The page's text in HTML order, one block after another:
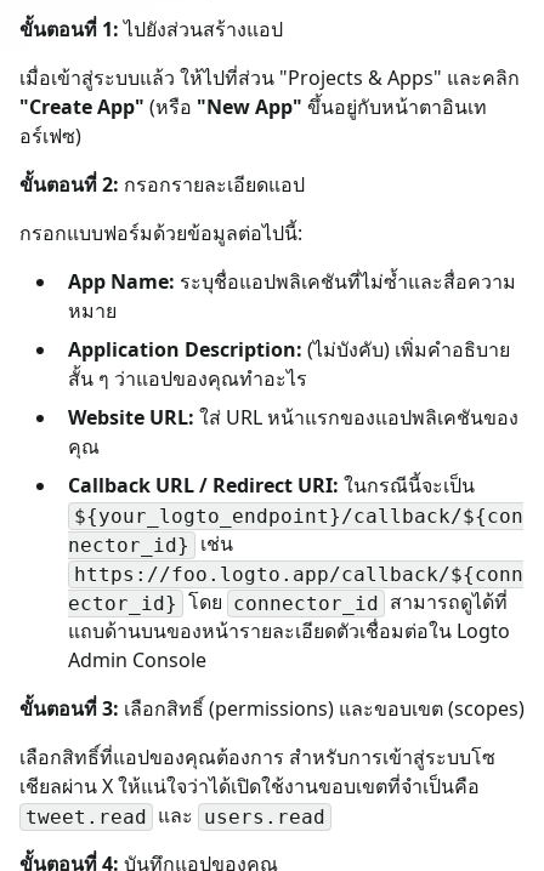
ขั้นตอนที่ 1:ไปยังส่วนสร้างแอป
เมื่อเข้าสู่ระบบแล้ว ให้ไปที่ส่วน "Projects & Apps" และคลิก
"Create App" (หรือ "New App" ขึ้นอยู่กับหน้าตาอินเท
อร์เฟซ)
ขั้นตอนที่ 2: กรอกรายละเอียดแอป
กรอกแบบฟอร์มด้วยข้อมูลต่อไปนี้:
App Name: ระบุชื่อแอปพลิเคชันที่ไม่ซ้ำและสื่อความ
หมาย
Application Description: (ไม่บังคับ) เพิ่มคำอธิบาย
สั้น ๆ ว่าแอปของคุณทำอะไร
Website URL: ใส่ URL หน้าแรกของแอปพลิเคชันของ
คุณ
Callback URL / Redirect URI: ในกรณีนี้จะเป็น
${your_logto_endpoint}/callback/${con
nector_id}
เช่น
https://foo.logto.app/callback/${conn
ector_id} โดย connector_id สามารถดูได้ที่
แถบด้านบนของหน้ารายละเอียดตัวเชื่อมต่อใน Logto
Admin Console
ขั้นตอนที่ 3: เลือกสิทธิ์ (permissions) และขอบเขต (scopes)
เลือกสิทธิ์ที่แอปของคุณต้องการ สำหรับการเข้าสู่ระบบโซ
เชียลผ่าน X ให้แน่ใจว่าได้เปิดใช้งานขอบเขตที่จำเป็นคือ
tweet.read และ users.read
ขั้นตอนที่ 4: บันทึกแอปของคุณ